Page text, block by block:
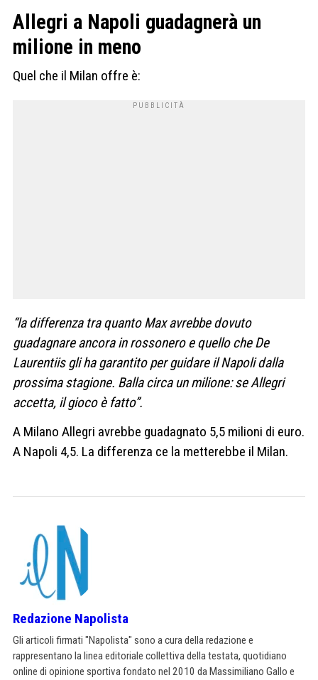
Allegri a Napoli guadagnerà un
milione in meno
Quel che il Milan offre è:
“la differenza tra quanto Max avrebbe dovuto
guadagnare ancora in rossonero e quello che De
Laurentiis gli ha garantito per guidare il Napoli dalla
prossima stagione. Balla circa un milione: se Allegri
accetta, il gioco è fatto”.
A Milano Allegri avrebbe guadagnato 5,5 milioni di euro.
A Napoli 4,5. La differenza ce la metterebbe il Milan.
Redazione Napolista
Gli articoli firmati "Napolista" sono a cura della redazione e
rappresentano la linea editoriale collettiva della testata, quotidiano
online di opinione sportiva fondato nel 2010 da Massimiliano Gallo e